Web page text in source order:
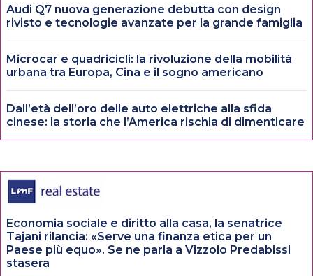
Audi Q7 nuova generazione debutta con design
rivisto e tecnologie avanzate per la grande famiglia
Microcar e quadricicli: la rivoluzione della mobilità
urbana tra Europa, Cina e il sogno americano
Dall’età dell’oro delle auto elettriche alla sfida
cinese: la storia che l’America rischia di dimenticare
Economia sociale e diritto alla casa, la senatrice
Tajani rilancia: «Serve una finanza etica per un
Paese più equo». Se ne parla a Vizzolo Predabissi
stasera